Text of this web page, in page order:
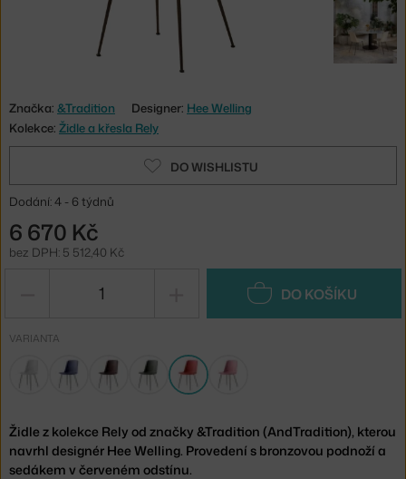
Značka: &Tradition Designer: Hee Welling
Kolekce: Židle a křesla Rely
DO WISHLISTU
Dodání: 4 - 6 týdnů
6 670 Kč
bez DPH: 5 512,40 Kč
DO KOŠÍKU
VARIANTA
Židle z kolekce Rely od značky &Tradition (AndTradition), kterou
navrhl designér Hee Welling. Provedení s bronzovou podnoží a
sedákem v červeném odstínu.